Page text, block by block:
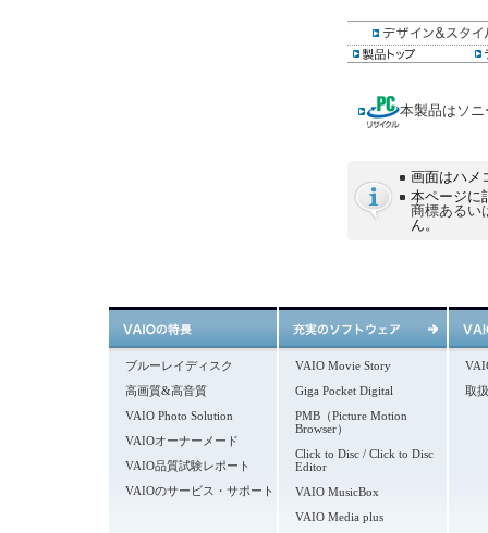
本製品はソ
画面はハメ
本ページに
商標あるい
ん。
ブルーレイディスク
高画質&高音質
VAIO Photo Solution
VAIOオーナーメード
VAIO品質試験レポート
VAIOのサービス・サポート
VAIO Movie Story
Giga Pocket Digital
PMB（Picture Motion
Browser）
Click to Disc / Click to Disc
Editor
VAIO MusicBox
VAIO Media plus
取